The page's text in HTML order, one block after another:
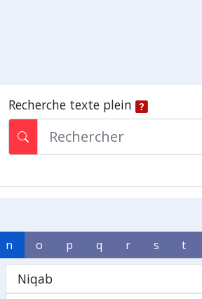
Recherche texte plein
n o p q r s t
Niqab